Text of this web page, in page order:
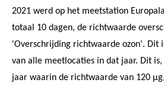
2021 werd op het meetstation
totaal 10 dagen, de richtwaarde
'Overschrijding richtwaarde ozon'. Dit
van alle meetlocaties in dat jaar. Dit
jaar waarin de richtwaarde van 120